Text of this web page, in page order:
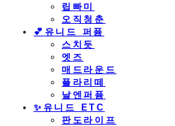
립빠미
오직청춘
💕유니드 퍼퓸
스치듯
엣즈
매드라운드
플라리떼
날엔퍼퓸
​✨유니드 ETC
판도라이프